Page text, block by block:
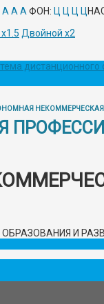
A A A ФОН: Ц Ц Ц Ц
Двойной х2
дистанционного
И